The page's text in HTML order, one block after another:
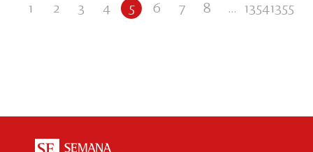
1 2 3 4 5 6 7 8 ... 13541355